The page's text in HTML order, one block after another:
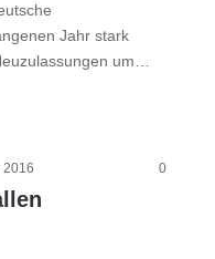
Jahr stark
um…
2016 0